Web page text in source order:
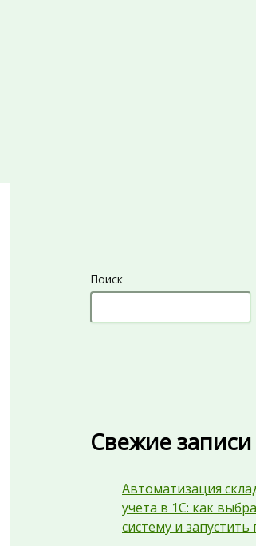
Поиск
Свежие записи
Автоматизация
учета в 1С: как
систему и запустить